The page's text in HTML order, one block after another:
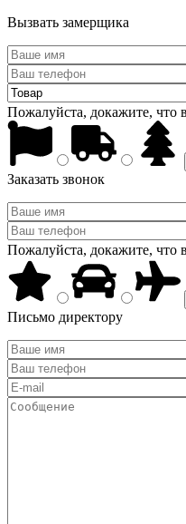
Вызвать замерщика
Пожалуйста, докажите, что
Заказать звонок
Пожалуйста, докажите, что
Письмо директору